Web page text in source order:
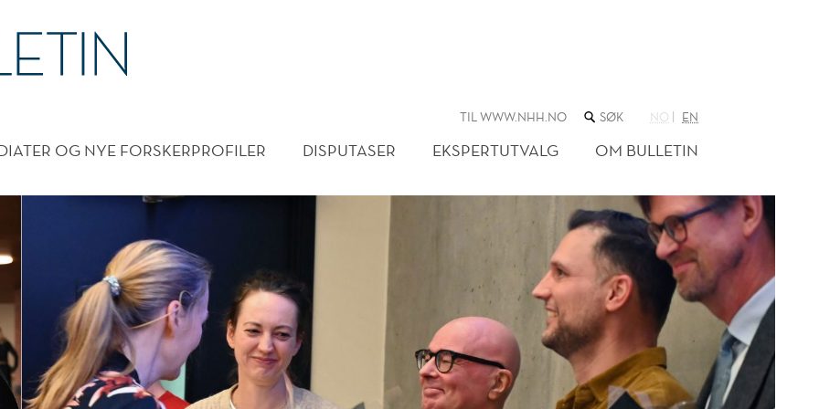
TIL WWW.NHH.NO SØK
NETTSTEDET
NO EN
OG NYE FORSKERPROFILER DISPUTASER EKSPERTUTVALG OM BULLETIN